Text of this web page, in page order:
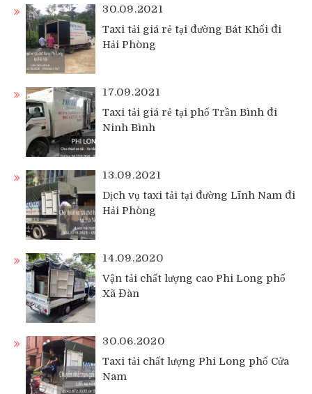
30.09.2021
Taxi tải giá rẻ tại đường Bát Khối đi
Hải Phòng
17.09.2021
Taxi tải giá rẻ tại phố Trần Bình đi
Ninh Bình
13.09.2021
Dịch vụ taxi tải tại đường Lĩnh Nam đi
Hải Phòng
14.09.2020
Vận tải chất lượng cao Phi Long phố
Xã Đàn
30.06.2020
Taxi tải chất lượng Phi Long phố Cửa
Nam